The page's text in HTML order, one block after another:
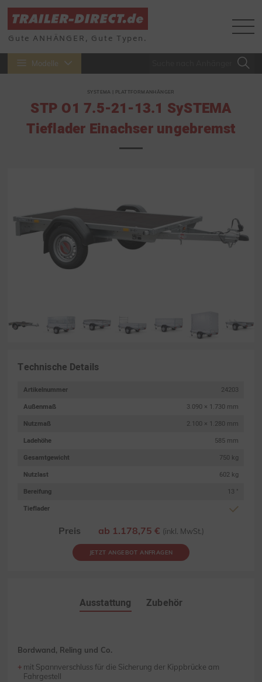
Gute ANHÄNGER, Gute Typen.
Modelle
SYSTEMA | PLATTFORMANHÄNGER
STP O1 7.5-21-13.1 SySTEMA
Tieflader Einachser ungebremst
Technische Details
Artikelnummer
24203
Außenmaß
3.090 × 1.730 mm
Nutzmaß
2.100 × 1.280 mm
Ladehöhe
585 mm
Gesamtgewicht
750 kg
Nutzlast
602 kg
Bereifung
13 "
Tieflader
Preis ab 1.178,75 € (inkl. MwSt.)
JETZT ANGEBOT ANFRAGEN
Ausstattung Zubehör
Bordwand, Reling und Co.
mit Spannverschluss für die Sicherung der Kippbrücke am
Fahrgestell